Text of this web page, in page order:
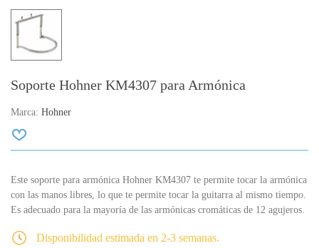
Soporte Hohner KM4307 para Armónica
Marca: Hohner
Este soporte para armónica Hohner KM4307 te permite tocar la armónica
con las manos libres, lo que te permite tocar la guitarra al mismo tiempo.
Es adecuado para la mayoría de las armónicas cromáticas de 12 agujeros.
Disponibilidad estimada en 2-3 semanas.